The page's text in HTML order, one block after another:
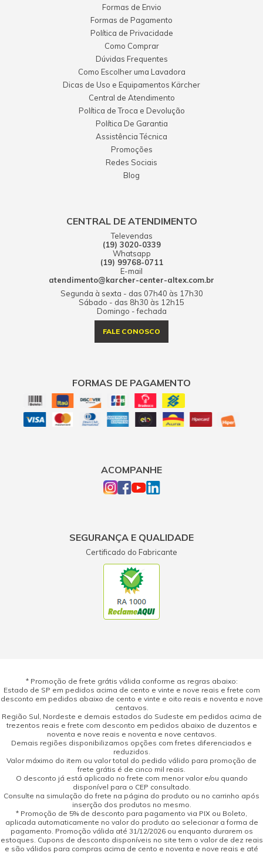
Formas de Envio
Formas de Pagamento
Política de Privacidade
Como Comprar
Dúvidas Frequentes
Como Escolher uma Lavadora
Dicas de Uso e Equipamentos Kärcher
Central de Atendimento
Política de Troca e Devolução
Política De Garantia
Assistência Técnica
Promoções
Redes Sociais
Blog
CENTRAL DE ATENDIMENTO
Televendas
(19) 3020-0339
Whatsapp
(19) 99768-0711
E-mail
atendimento@karcher-center-altex.com.br
Segunda à sexta - das 07h40 às 17h30
Sábado - das 8h30 às 12h15
Domingo - fechada
FALE CONOSCO
FORMAS DE PAGAMENTO
ACOMPANHE
SEGURANÇA E QUALIDADE
Certificado do Fabricante
* Promoção de frete grátis válida conforme as regras abaixo:
Estado de SP em pedidos acima de cento e vinte e nove reais e frete com
desconto em pedidos abaixo de cento e vinte e oito reais e noventa e nove
centavos.
Região Sul, Nordeste e demais estados do Sudeste em pedidos acima de
trezentos reais e frete com desconto em pedidos abaixo de duzentos e
noventa e nove reais e noventa e nove centavos.
Demais regiões disponibilizamos opções com fretes diferenciados e
reduzidos.
Valor máximo do item ou valor total do pedido válido para promoção de
frete grátis é de cinco mil reais.
O desconto já está aplicado no frete com menor valor e/ou quando
disponível para o CEP consultado.
Consulte na simulação do frete na página do produto ou no carrinho após
inserção dos produtos no mesmo.
* Promoção de 5% de desconto para pagamento via PIX ou Boleto,
aplicada automaticamente no valor do produto ao selecionar a forma de
pagamento. Promoção válida até 31/12/2026 ou enquanto durarem os
estoques. Cupons de desconto disponíveis no site tem o valor de dez reais
e são válidos para compras acima de cento e noventa e nove reais e até